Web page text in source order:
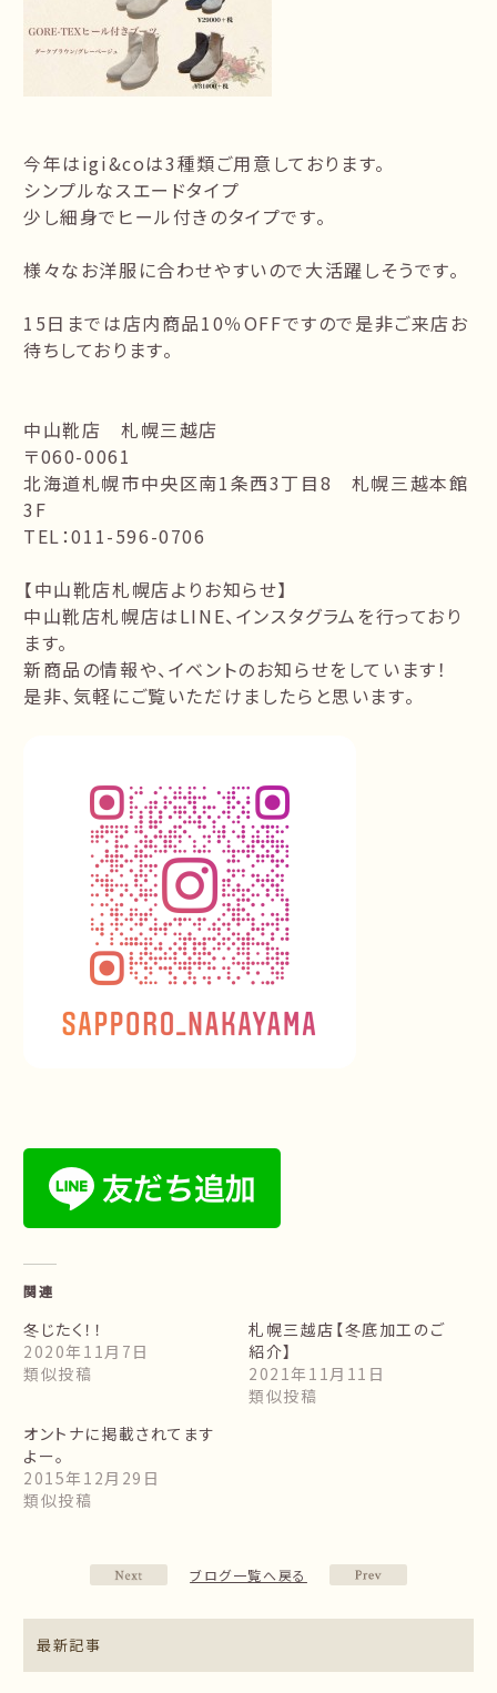
今年はigi&coは3種類ご用意しております。
シンプルなスエードタイプ
少し細身でヒール付きのタイプです。
様々なお洋服に合わせやすいので大活躍しそうです。
15日までは店内商品10％OFFですので是非ご来店お
待ちしております。
中山靴店 札幌三越店
〒060-0061
北海道札幌市中央区南1条西3丁目8 札幌三越本館
3F
TEL：011-596-0706
【中山靴店札幌店よりお知らせ】
中山靴店札幌店はLINE、インスタグラムを行っており
ます。
新商品の情報や、イベントのお知らせをしています！
是非、気軽にご覧いただけましたらと思います。
関連
冬じたく！！
2020年11月7日
類似投稿
札幌三越店【冬底加工のご
紹介】
2021年11月11日
類似投稿
オントナに掲載されてます
よー。
2015年12月29日
類似投稿
ブログ一覧へ戻る
最新記事